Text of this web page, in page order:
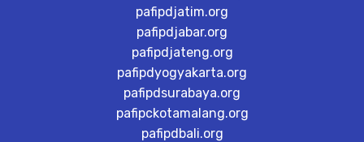
pafipdjatim.org
pafipdjabar.org
pafipdjateng.org
pafipdyogyakarta.org
pafipdsurabaya.org
pafipckotamalang.org
pafipdbali.org